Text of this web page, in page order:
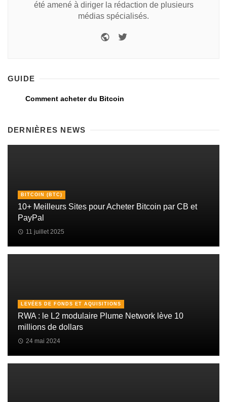
été amené à diriger la rédaction de plusieurs
médias spécialisés.
GUIDE
Comment acheter du Bitcoin
DERNIÈRES NEWS
BITCOIN (BTC)
10+ Meilleurs Sites pour Acheter Bitcoin par CB et
PayPal
11 juillet 2025
LEVÉES DE FONDS ET AQUISITIONS
RWA : le L2 modulaire Plume Network lève 10
millions de dollars
24 mai 2024